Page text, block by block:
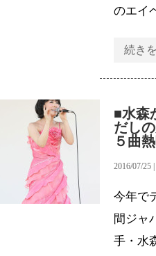
のエイ
続き
■水森
だし
５曲
2016/07/25 |
今年で
間ジャ
手・水